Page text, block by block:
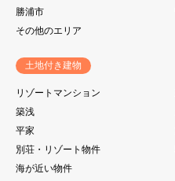
勝浦市
その他のエリア
土地付き建物
リゾートマンション
築浅
平家
別荘・リゾート物件
海が近い物件